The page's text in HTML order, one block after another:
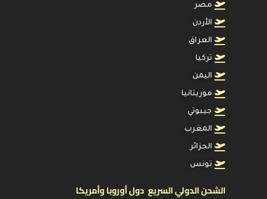
مصر
الأردن
العراق
تركيا
اليمن
موريتانيا
جيبوتي
المغرب
الجزائر
تونس
الشحن الدولي السريع دول أوروبا وأمريكا